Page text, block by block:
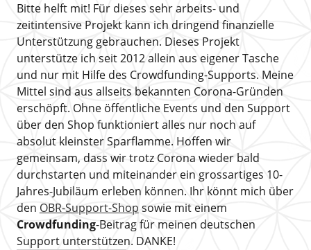
Bitte helft mit! Für dieses sehr arbeits- und
zeitintensive Projekt kann ich dringend finanzielle
Unterstützung gebrauchen. Dieses Projekt
unterstütze ich seit 2012 allein aus eigener Tasche
und nur mit Hilfe des Crowdfunding-Supports. Meine
Mittel sind aus allseits bekannten Corona-Gründen
erschöpft. Ohne öffentliche Events und den Support
über den Shop funktioniert alles nur noch auf
absolut kleinster Sparflamme. Hoffen wir
gemeinsam, dass wir trotz Corona wieder bald
durchstarten und miteinander ein grossartiges 10-
Jahres-Jubiläum erleben können. Ihr könnt mich über
den OBR-Support-Shop sowie mit einem
Crowdfunding-Beitrag für meinen deutschen
Support unterstützen. DANKE!